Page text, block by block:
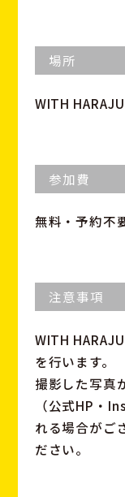
場所
WITH
参加費
無料・予約不
注意事項
WITH
を行います。
撮影した写真
（公式HP・
れる場合がご
ださい。